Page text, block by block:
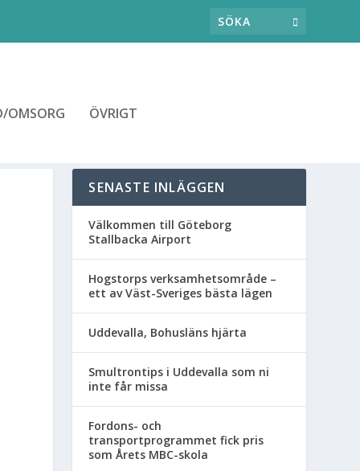
OMSORG ÖVRIGT
SENASTE INLÄGGEN
Välkommen till Göteborg
Stallbacka Airport
Hogstorps verksamhetsområde –
ett av Väst-Sveriges bästa lägen
Uddevalla, Bohusläns hjärta
Smultrontips i Uddevalla som ni
inte får missa
Fordons- och
transportprogrammet fick pris
som Årets MBC-skola